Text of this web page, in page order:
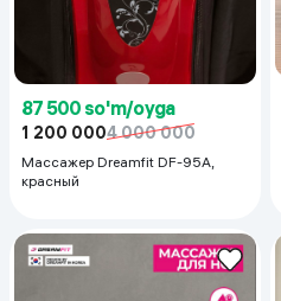
87 500 so'm/oyga
1 200 0004 000 000
Массажер Dreamfit DF-95A,
красный